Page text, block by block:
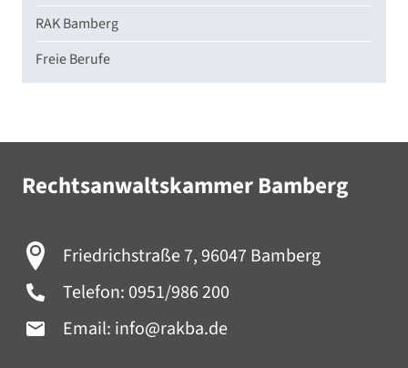
RAK Bamberg
Freie Berufe
Rechtsanwaltskammer Bamberg
Friedrichstraße 7, 96047 Bamberg
Telefon: 0951/986 200
Email: info@rakba.de